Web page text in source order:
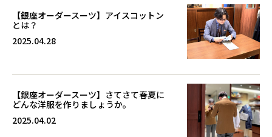
【銀座オーダースーツ】アイスコットン
とは？
2025.04.28
【銀座オーダースーツ】さてさて春夏に
どんな洋服を作りましょうか。
2025.04.02